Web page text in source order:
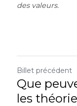
des valeurs.
Billet précédent
Que
les